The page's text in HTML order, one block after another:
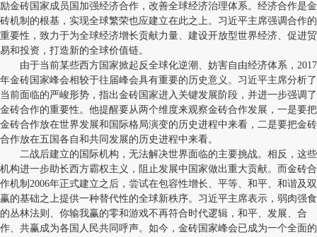
励金砖国家成员国加强经济合作，改善全球经济治理体系。经济合作是金
砖机制的根基，实现全球繁荣也应建立在此之上。习近平主席强调合作的
重要性，致力于为全球经济增长贡献力量、建设开放型世界经济、促进贸
易和投资，打造新的全球价值链。
由于当前某些西方国家掀起反全球化逆潮、妨害自由经济体系，2017
年金砖国家峰会相较于往届峰会具有重要的历史意义。习近平主席分析了
当前面临的严峻形势，指出金砖国家进入关键发展阶段，并进一步强调了
金砖合作的重要性。他提醒要从两个维度来观察金砖合作发展，一是要把
金砖合作放在世界发展和国际格局演变的历史进程中来看，二是要把金砖
合作放在五国各自和共同发展的历史进程中来看。
二战后建立的国际机构，无法解决世界面临的主要挑战。相反，这些
机构进一步助长西方霸权主义，阻止发展中国家做出重大贡献。而金砖合
作机制2006年正式建立之后，尝试在包容性增长、平等、和平、和谐及双
赢的基础之上提供一种替代性的全球新秩序。习近平主席表示，弱肉强食
的丛林法则、你输我赢的零和游戏不再符合时代逻辑，和平、发展、合
作、共赢成为各国人民共同呼声。如今，金砖国家峰会已成为一个全面的